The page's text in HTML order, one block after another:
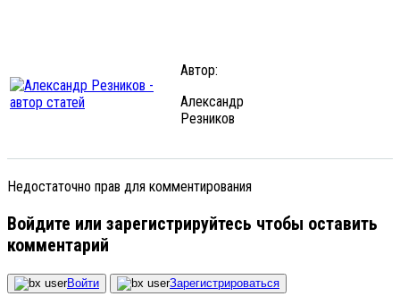
Автор:
Александр
Резников
Недостаточно прав для комментирования
Войдите или зарегистрируйтесь чтобы оставить
комментарий
Войти Зарегистрироваться